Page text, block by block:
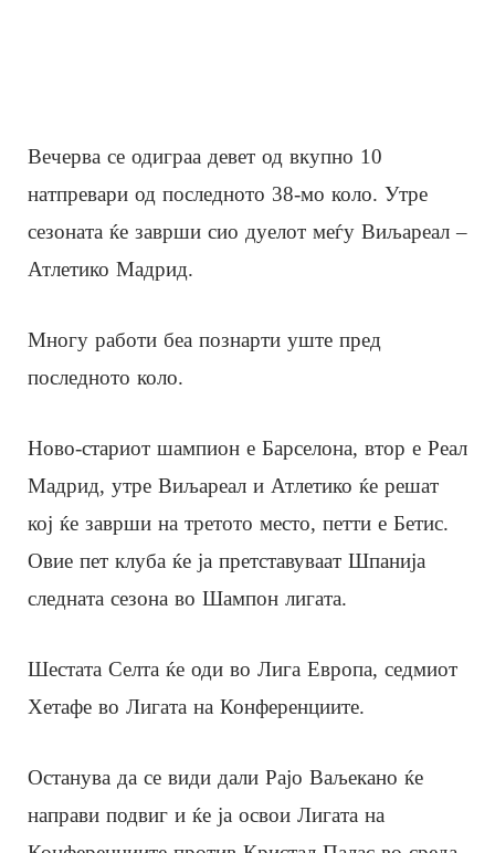
Вечерва се одиграа девет од вкупно 10
натпревари од последното 38-мо коло. Утре
сезоната ќе заврши сио дуелот меѓу Виљареал –
Атлетико Мадрид.
Многу работи беа познарти уште пред
последното коло.
Ново-стариот шампион е Барселона, втор е Реал
Мадрид, утре Виљареал и Атлетико ќе решат
кој ќе заврши на третото место, петти е Бетис.
Овие пет клуба ќе ја претставуваат Шпанија
следната сезона во Шампон лигата.
Шестата Селта ќе оди во Лига Европа, седмиот
Хетафе во Лигата на Конференциите.
Останува да се види дали Рајо Ваљекано ќе
направи подвиг и ќе ја освои Лигата на